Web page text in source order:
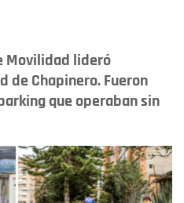
Movilidad lideró
de Chapinero. Fueron
que operaban sin